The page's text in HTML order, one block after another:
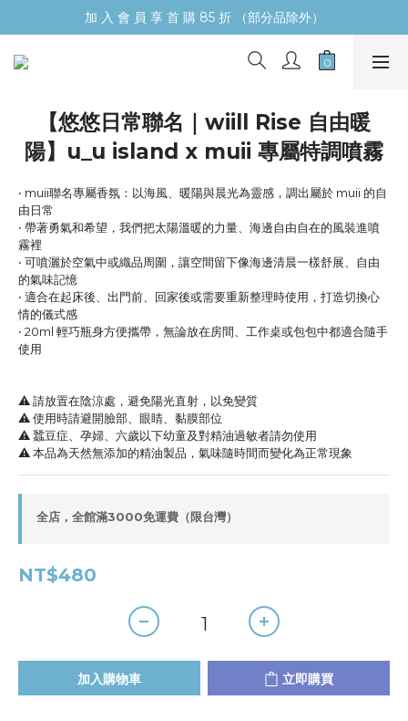
加 入 會 員 享 首 購 85 折 （部分品除外）
【悠悠日常聯名｜wiill Rise 自由暖
陽】u_u island x muii 專屬特調噴霧
‧ muii聯名專屬香氛：以海風、暖陽與晨光為靈感，調出屬於 muii 的自
由日常
‧ 帶著勇氣和希望，我們把太陽溫暖的力量、海邊自由自在的風裝進噴
霧裡
‧ 可噴灑於空氣中或織品周圍，讓空間留下像海邊清晨一樣舒展、自由
的氣味記憶
‧ 適合在起床後、出門前、回家後或需要重新整理時使用，打造切換心
情的儀式感
‧ 20ml 輕巧瓶身方便攜帶，無論放在房間、工作桌或包包中都適合隨手
使用
⚠️ 請放置在陰涼處，避免陽光直射，以免變質
⚠️ 使用時請避開臉部、眼睛、黏膜部位
⚠️ 蠶豆症、孕婦、六歲以下幼童及對精油過敏者請勿使用
⚠️ 本品為天然無添加的精油製品，氣味隨時間而變化為正常現象
全店，全館滿3000免運費（限台灣）
NT$480
加入購物車 立即購買